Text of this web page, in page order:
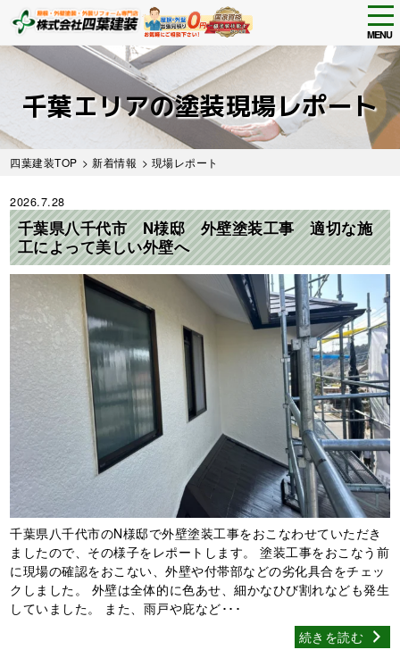
Skip
content
MENU
千葉エリアの塗装現場レポート
四葉建装TOP >新着情報 > 現場レポート
2026.7.28
千葉県八千代市 N様邸 外壁塗装工事 適切な施
工によって美しい外壁へ
千葉県八千代市のN様邸で外壁塗装工事をおこなわせていただき
ましたので、その様子をレポートします。 塗装工事をおこなう前
に現場の確認をおこない、外壁や付帯部などの劣化具合をチェッ
クしました。 外壁は全体的に色あせ、細かなひび割れなども発生
していました。 また、雨戸や庇など･･･
続きを読む